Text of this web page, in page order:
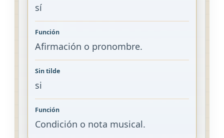
sí
Afirmación o pronombre.
si
Condición o nota musical.